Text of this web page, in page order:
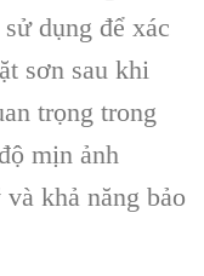
dụng để xác
sơn sau khi
trọng trong
mịn ảnh
khả năng bảo